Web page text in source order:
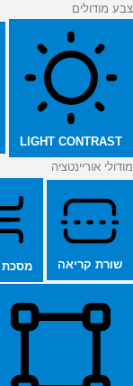
צבע מודולים
LIGHT CONTRAST
מודולי אוריינטציה
שורת קריאה מסכת